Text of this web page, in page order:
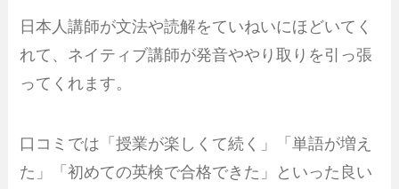
日本人講師が文法や読解をていねいにほどいてく
れて、ネイティブ講師が発音ややり取りを引っ張
ってくれます。
口コミでは「授業が楽しくて続く」「単語が増え
た」「初めての英検で合格できた」といった良い